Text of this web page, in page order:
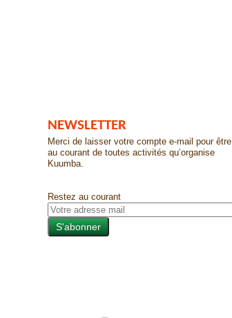
NEWSLETTER
Merci de laisser votre compte e-mail pour être
au courant de toutes activités qu’organise
Kuumba.
Restez au courant